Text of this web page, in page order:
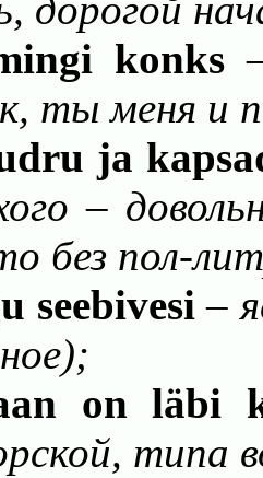
konks
ты меня и
ja
–
без пол-
seebivesi –
;
on läbi
типа